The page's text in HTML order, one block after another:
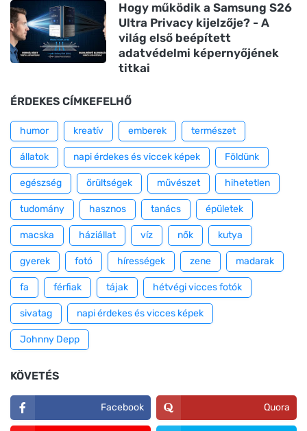
Hogy működik a Samsung S26
Ultra Privacy kijelzője? - A
világ első beépített
adatvédelmi képernyőjének
titkai
ÉRDEKES CÍMKEFELHŐ
humor kreatív emberek természet
állatok napi érdekes és viccek képek Földünk
egészség őrültségek művészet hihetetlen
tudomány hasznos tanács épületek
macska háziállat víz nők kutya
gyerek fotó hírességek zene madarak
fa férfiak tájak hétvégi vicces fotók
sivatag napi érdekes és vicces képek
Johnny Depp
KÖVETÉS
Facebook Quora